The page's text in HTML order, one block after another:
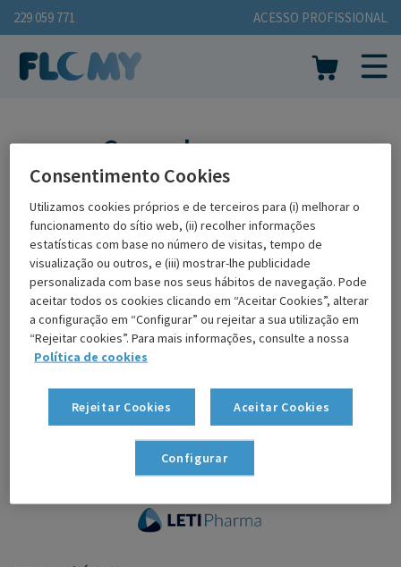
229 059 771 ACESSO PROFISSIONAL
Carro de compra
Carro de compra Dados do pedido Resumo do pedido
A cesta està vazia.
Consentimento Cookies
Utilizamos cookies próprios e de terceiros para (i) melhorar o
funcionamento do sítio web, (ii) recolher informações
estatísticas com base no número de visitas, tempo de
visualização ou outros, e (iii) mostrar-lhe publicidade
personalizada com base nos seus hábitos de navegação. Pode
aceitar todos os cookies clicando em “Aceitar Cookies”, alterar
a configuração em “Configurar” ou rejeitar a sua utilização em
“Rejeitar cookies”. Para mais informações, consulte a nossa
Política de cookies
Rejeitar Cookies Aceitar Cookies
Configurar